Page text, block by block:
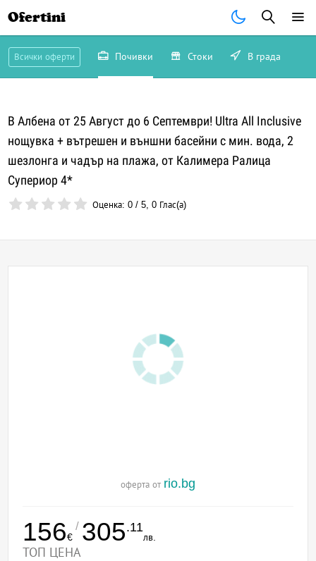
Ofertini
Всички оферти Почивки Стоки В града
В Албена от 25 Август до 6 Септември! Ultra All Inclusive
нощувка + вътрешен и външни басейни с мин. вода, 2
шезлонга и чадър на плажа, от Калимера Ралица
Супериор 4*
Оценка:0 /5,0 Глас(а)
оферта от rio.bg
156€
/ 305.11
лв.
ТОП ЦЕНА